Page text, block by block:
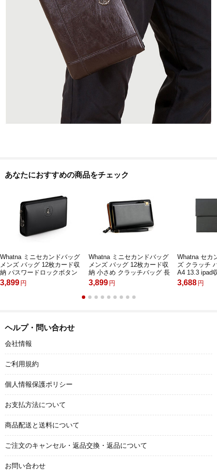
あなたにおすすめの商品をチェック
Whatna ミニセカンドバッグ
メンズ バッグ 12枚カード収
納 パスワードロックボタン
盗難防止 小さめ クラッチバ
ッグ 長財布 革 手持ちバッグ
3,899 円
Whatna ミニセカンドバッグ
メンズ バッグ 12枚カード収
納 小さめ クラッチバッグ 長
財布 革 手持ちバッグ メンズ
ポーチ 男性用 紳士用 結婚式
冠婚葬祭 黒 ブラウン A716
3,899 円
Whatna セカ
ズ クラッチ
A4 13.3 ipad
ス タブレッ
イルバッグ
3,688 円
ヘルプ・問い合わせ
会社情報
ご利用規約
個人情報保護ポリシー
お支払方法について
商品配送と送料について
ご注文のキャンセル・返品交換・返品について
お問い合わせ